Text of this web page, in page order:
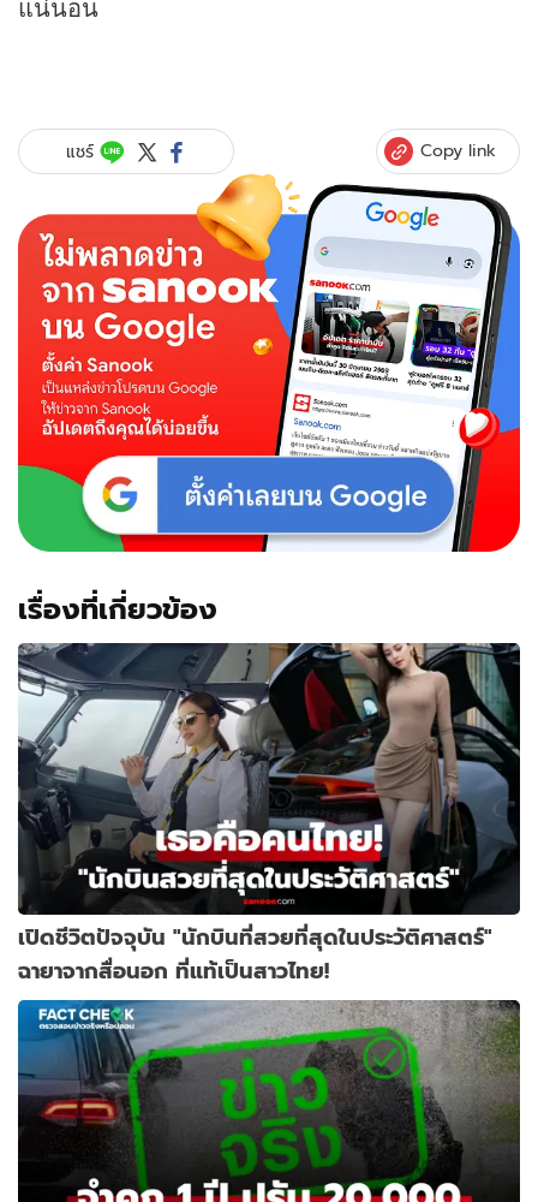
แชร์ Copy link
เรื่องที่เกี่ยวข้อง
เปิดชีวิตปัจจุบัน "นักบินที่สวยที่สุดในประวัติศาสตร์"
ฉายาจากสื่อนอก ที่แท้เป็นสาวไทย!